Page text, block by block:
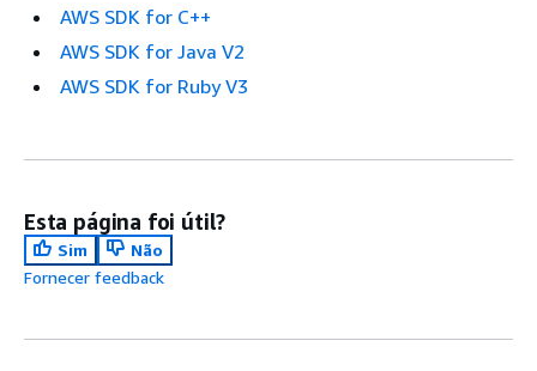
AWS SDK for C++
AWS SDK for Java V2
AWS SDK for Ruby V3
Esta página foi útil?
Sim
Não
Fornecer feedback